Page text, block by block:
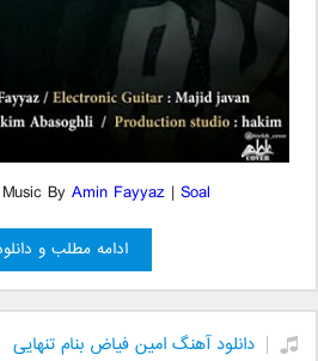
By Amin Fayyaz| Soal
ادامه مطلب و
دانلود آهنگ امین فیاض بنام تنهایی